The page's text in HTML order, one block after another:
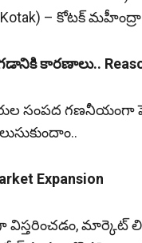
– కోటక్‌
కారణాలు..
సంపద
Expansion
విస్తరించడం,